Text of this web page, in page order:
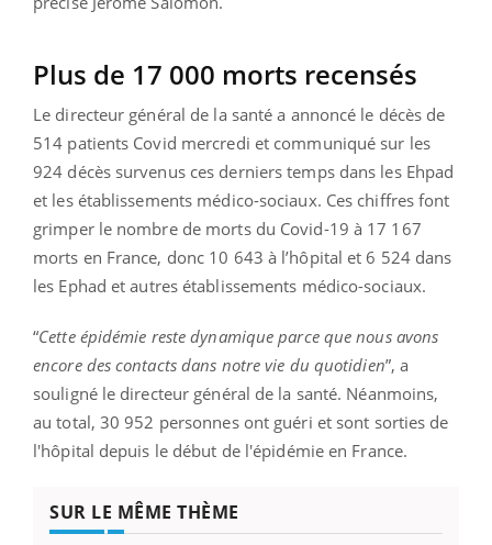
Plus de 17 000 morts recensés
Le directeur général de la santé a annoncé le décès de
514 patients Covid mercredi et communiqué sur les
924 décès survenus ces derniers temps dans les Ehpad
et les établissements médico-sociaux. Ces chiffres font
grimper le nombre de morts du Covid-19 à 17 167
morts en France, donc 10 643 à l’hôpital et 6 524 dans
les Ephad et autres établissements médico-sociaux.
“Cette épidémie reste dynamique parce que nous avons
encore des contacts dans notre vie du quotidien”, a
souligné le directeur général de la santé. Néanmoins,
au total, 30 952 personnes ont guéri et sont sorties de
l'hôpital depuis le début de l'épidémie en France.
SUR LE MÊME THÈME